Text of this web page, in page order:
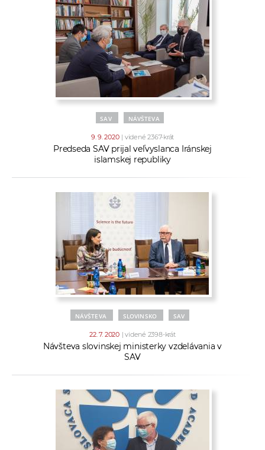
SAV NÁVŠTEVA
9. 9. 2020 | videné 2367-krát
Predseda SAV prijal veľvyslanca Iránskej
islamskej republiky
NÁVŠTEVA SLOVINSKO SAV
22. 7. 2020 | videné 2398-krát
Návšteva slovinskej ministerky vzdelávania v
SAV